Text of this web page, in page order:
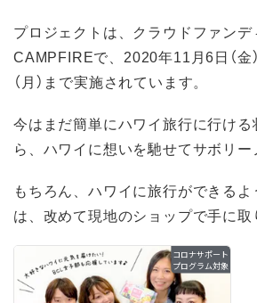
プロジェクトは、クラウドファンデ
CAMPFIREで、2020年11月6日（金
（月）まで実施されています。
今はまだ簡単にハワイ旅行に行け
ら、ハワイに想いを馳せてサボリー
もちろん、ハワイに旅行ができる
は、改めて現地のショップで手に取